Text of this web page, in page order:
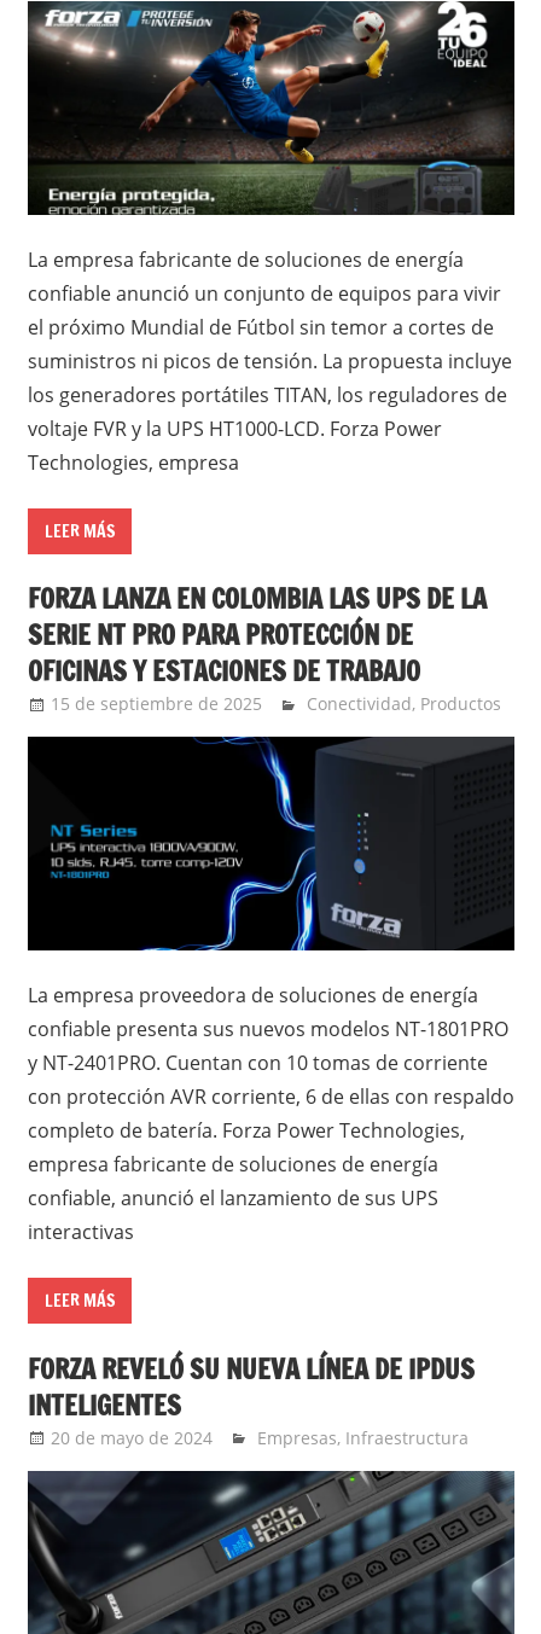
La empresa fabricante de soluciones de energía
confiable anunció un conjunto de equipos para vivir
el próximo Mundial de Fútbol sin temor a cortes de
suministros ni picos de tensión. La propuesta incluye
los generadores portátiles TITAN, los reguladores de
voltaje FVR y la UPS HT1000-LCD. Forza Power
Technologies, empresa
LEER MÁS
FORZA LANZA EN COLOMBIA LAS UPS DE LA
SERIE NT PRO PARA PROTECCIÓN DE
OFICINAS Y ESTACIONES DE TRABAJO
15 de septiembre de 2025 Ernesto Herrera
Conectividad, Productos
La empresa proveedora de soluciones de energía
confiable presenta sus nuevos modelos NT-1801PRO
y NT-2401PRO. Cuentan con 10 tomas de corriente
con protección AVR corriente, 6 de ellas con respaldo
completo de batería. Forza Power Technologies,
empresa fabricante de soluciones de energía
confiable, anunció el lanzamiento de sus UPS
interactivas
LEER MÁS
FORZA REVELÓ SU NUEVA LÍNEA DE IPDUS
INTELIGENTES
20 de mayo de 2024 Ernesto Herrera
Empresas, Infraestructura